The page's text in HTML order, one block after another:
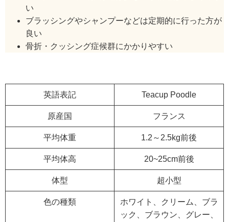
い
ブラッシングやシャンプーなどは定期的に行った方が
良い
骨折・クッシング症候群にかかりやすい
英語表記 Teacup Poodle
原産国 フランス
平均体重 1.2～2.5kg前後
平均体高 20~25cm前後
体型 超小型
色の種類
ホワイト、クリーム、ブラ
ック、ブラウン、グレー、